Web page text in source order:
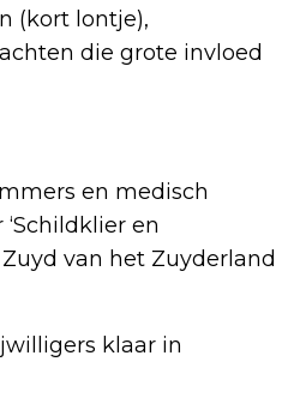
(kort lontje),
die grote invloed
en medisch
en
van het Zuyderland
klaar in